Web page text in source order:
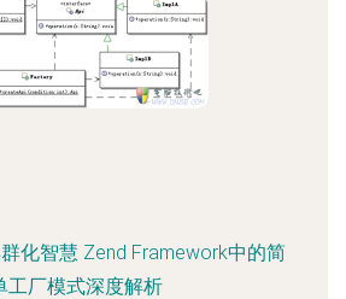
化智慧 Zend Framework中的简
工厂模式深度解析